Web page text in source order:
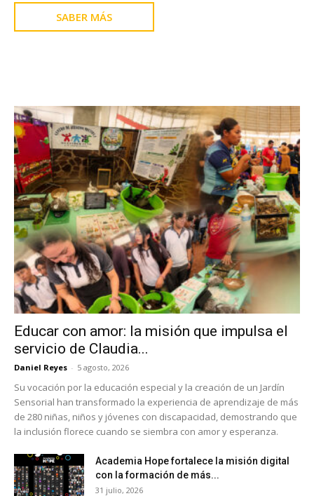
SABER MÁS
Educar con amor: la misión que impulsa el
servicio de Claudia...
Daniel Reyes - 5 agosto, 2026
Su vocación por la educación especial y la creación de un Jardín
Sensorial han transformado la experiencia de aprendizaje de más
de 280 niñas, niños y jóvenes con discapacidad, demostrando que
la inclusión florece cuando se siembra con amor y esperanza.
Academia Hope fortalece la misión digital
con la formación de más...
31 julio, 2026